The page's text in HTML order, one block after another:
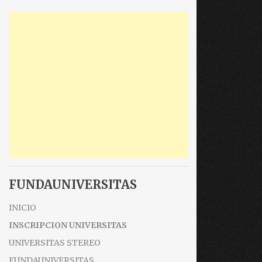
FUNDAUNIVERSITAS
INICIO
INSCRIPCION UNIVERSITAS
UNIVERSITAS STEREO